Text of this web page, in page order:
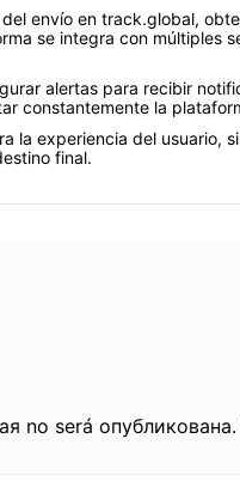
envío en track.global,
se integra con múltiples
alertas para recibir
constantemente la
la experiencia del
final.
no será